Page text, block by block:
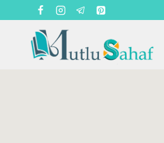
to
content